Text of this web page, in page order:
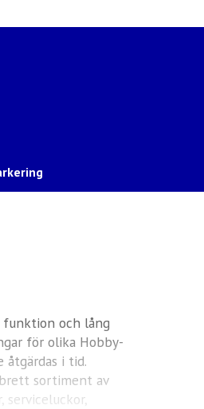
funktion och lång
för olika Hobby-
åtgärdas i tid.
sortiment av